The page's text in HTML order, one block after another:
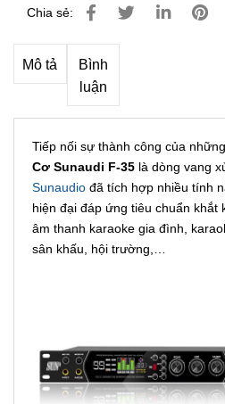
Chia sẻ:
Mô tả
Bình
luận
Tiếp nối sự thành công của
Cơ Sunaudi F-35 là dòng vang
Sunaudio đã tích hợp nhiều tính
hiện đại đáp ứng tiêu chuẩn khắt
âm thanh karaoke gia đình,
sân khấu, hội trường,…